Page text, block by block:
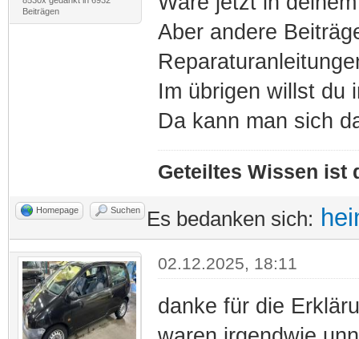
Beiträgen
Aber andere
Im übrigen willst du
Da kann man sich
Geteiltes Wissen ist
Homepage Suchen Es bedanken sich:
02.12.2025, 18:11
danke für die